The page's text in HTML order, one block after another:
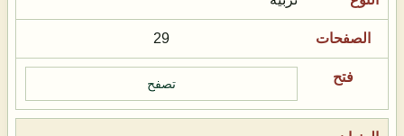
29
تصفح